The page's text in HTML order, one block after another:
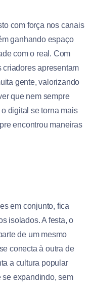
com força nos canais
ganhando espaço
com o real. Com
apresentam
gente, valorizando
que nem sempre
digital se torna mais
encontrou maneiras
em conjunto, fica
isolados. A festa, o
de um mesmo
conecta à outra de
a cultura popular
se expandindo, sem